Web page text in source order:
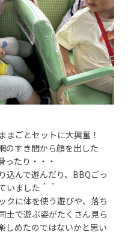
開放
案内
ス
まごとセットに大興奮！
のすき間から顔を出した
ったり・・・
込んで遊んだり、BBQごっ
いました＾＾
クに体を使う遊びや、落ち
士で遊ぶ姿がたくさん見ら
しめたのではないかと思い